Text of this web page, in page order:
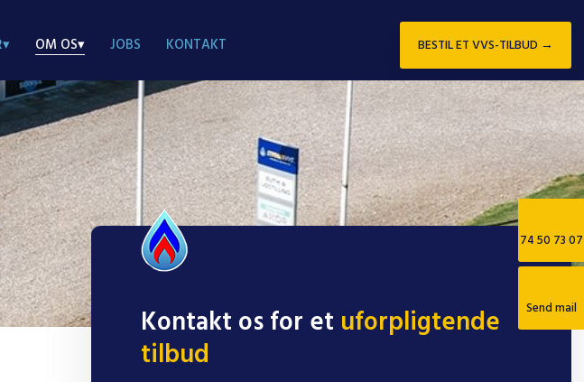
OM OS▾ JOBS KONTAKT BESTIL ET VVS-TILBUD →​
74 50 73 07
Send mail
Kontakt os for et uforpligtende
tilbud